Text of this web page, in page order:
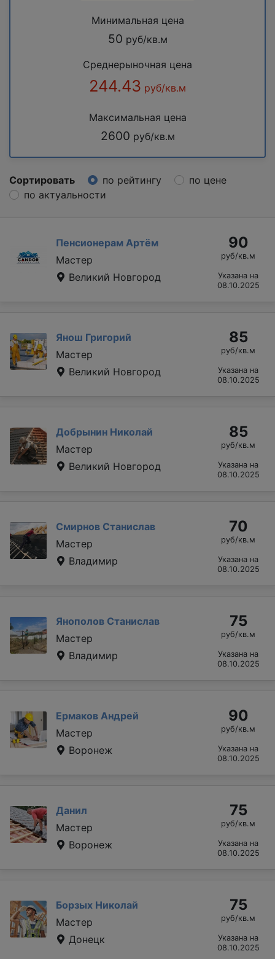
Минимальная цена
50 руб/кв.м
Среднерыночная цена
244.43 руб/кв.м
Максимальная цена
2600 руб/кв.м
Сортировать по рейтингу
по цене
по актуальности
Пенсионерам Артём
Мастер
Великий Новгород
90
руб/кв.м
Указана на
08.10.2025
Янош Григорий
Мастер
Великий Новгород
85
руб/кв.м
Указана на
08.10.2025
Добрынин Николай
Мастер
Великий Новгород
85
руб/кв.м
Указана на
08.10.2025
Смирнов Станислав
Мастер
Владимир
70
руб/кв.м
Указана на
08.10.2025
Янополов Станислав
Мастер
Владимир
75
руб/кв.м
Указана на
08.10.2025
Ермаков Андрей
Мастер
Воронеж
90
руб/кв.м
Указана на
08.10.2025
Данил
Мастер
Воронеж
75
руб/кв.м
Указана на
08.10.2025
Борзых Николай
Мастер
Донецк
75
руб/кв.м
Указана на
08.10.2025